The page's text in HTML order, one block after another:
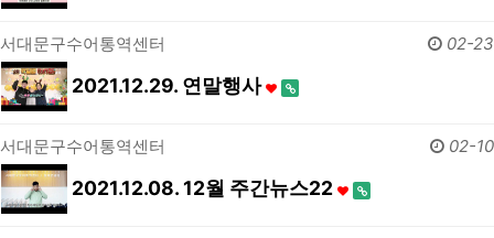
서대문구수어통역센터 02-23
2021.12.29. 연말행사
서대문구수어통역센터 02-10
2021.12.08. 12월 주간뉴스22